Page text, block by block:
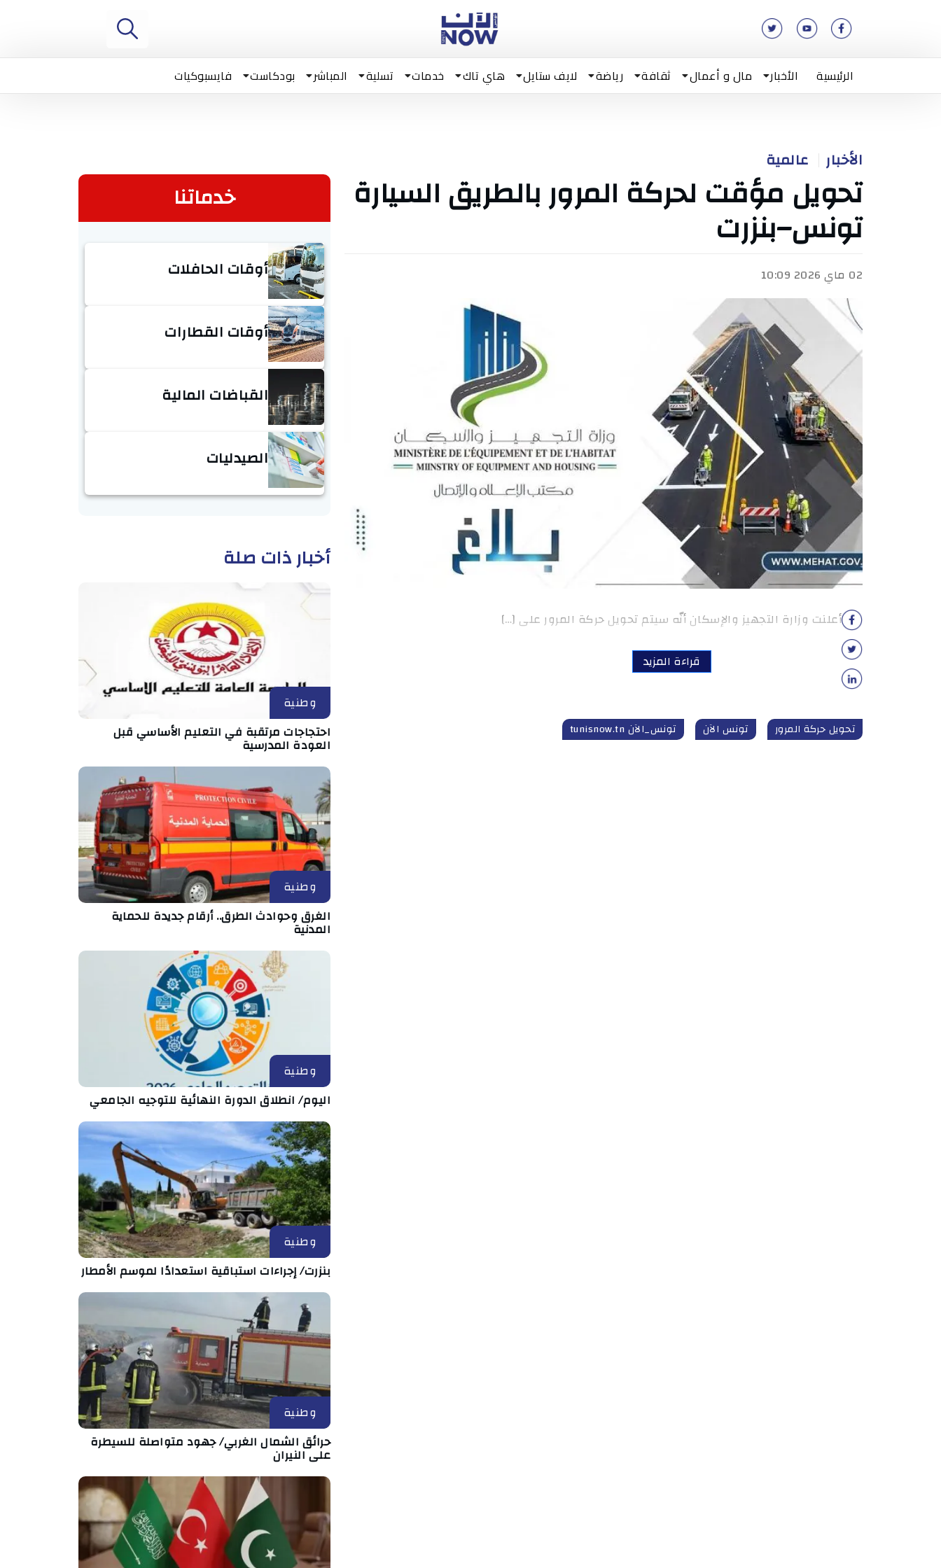
الرئيسية الأخبار مال و أعمال ثقافة رياضة لايف ستايل هاي تاك خدمات تسلية المباشر بودكاست فايسبوكيات
الأخبار عالمية
تحويل مؤقت لحركة المرور بالطريق السيارة
تونس–بنزرت
02 ماي 2026 10:09
أعلنت وزارة التجهيز والإسكان أنّه سيتم تحويل حركة المرور على […]
قراءة المزيد
تحويل حركة المرور تونس الآن تونس_الآن tunisnow.tn
خدماتنا
أوقات الحافلات
أوقات القطارات
القباضات المالية
الصيدليات
أخبار ذات صلة
وطنية
احتجاجات مرتقبة في التعليم الأساسي قبل
العودة المدرسية
وطنية
الغرق وحوادث الطرق.. أرقام جديدة للحماية
المدنية
وطنية
اليوم/ انطلاق الدورة النهائية للتوجيه الجامعي
وطنية
بنزرت/ إجراءات استباقية استعدادًا لموسم الأمطار
وطنية
حرائق الشمال الغربي/ جهود متواصلة للسيطرة
على النيران